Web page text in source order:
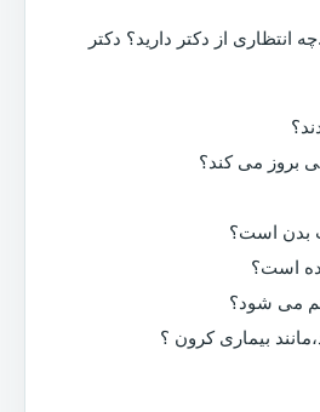
انتظاری از دکتر دارید؟ دکتر
بروز می کند؟
بدن است؟
است؟
می شود؟
بیماری کرون ؟